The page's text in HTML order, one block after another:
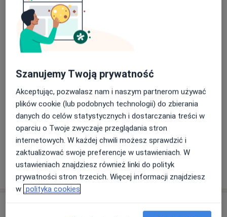
Rodzaje konsultacji
StacjonarneZobacz lokalizacje (1)
Zdjęcia i filmy
Zobacz galerię (5)
Pokaż więcejo doświadczeniu
Szanujemy Twoją prywatność
Akceptując, pozwalasz nam i naszym partnerom używać
plików cookie (lub podobnych technologii) do zbierania
danych do celów statystycznych i dostarczania treści w
oparciu o Twoje zwyczaje przeglądania stron
internetowych. W każdej chwili możesz sprawdzić i
zaktualizować swoje preferencje w ustawieniach. W
ustawieniach znajdziesz również linki do polityk
prywatności stron trzecich. Więcej informacji znajdziesz
w polityka cookies